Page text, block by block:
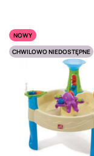
NOWY
CHWILOWO NIEDOSTĘPNE